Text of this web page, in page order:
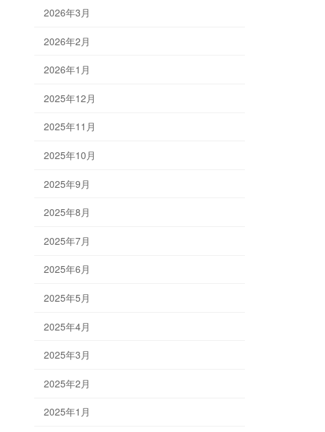
2026年3月
2026年2月
2026年1月
2025年12月
2025年11月
2025年10月
2025年9月
2025年8月
2025年7月
2025年6月
2025年5月
2025年4月
2025年3月
2025年2月
2025年1月